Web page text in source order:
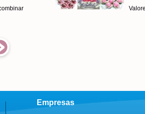
Valores a combinar
Empresas